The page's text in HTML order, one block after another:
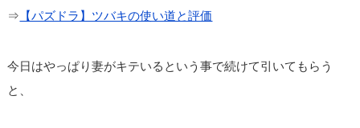
⇒ 【パズドラ】ツバキの使い道と評価
今日はやっぱり妻がキテいるという事で続けて引いてもらう
と、